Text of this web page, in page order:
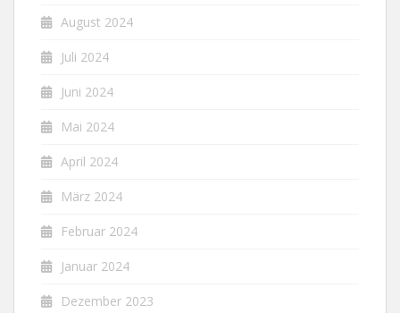
August 2024
Juli 2024
Juni 2024
Mai 2024
April 2024
März 2024
Februar 2024
Januar 2024
Dezember 2023